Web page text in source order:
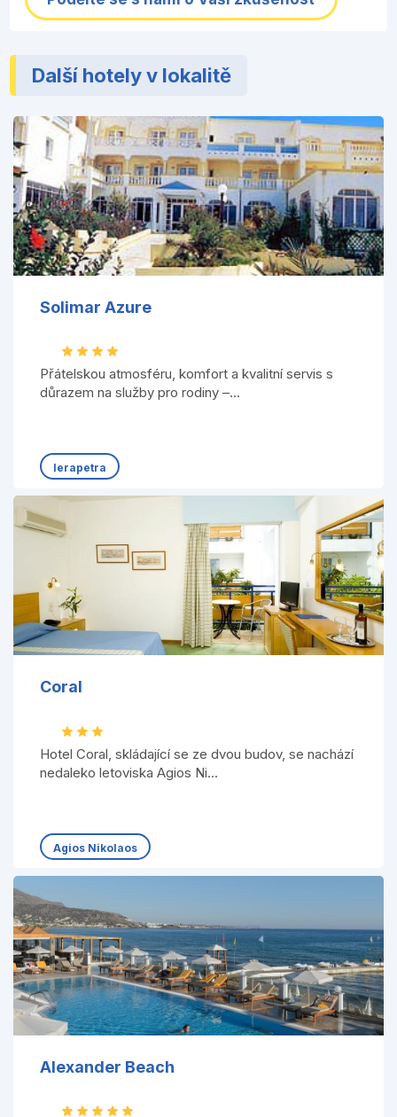
Další hotely v lokalitě
Solimar Azure
Přátelskou atmosféru, komfort a kvalitní servis s
důrazem na služby pro rodiny –...
Ierapetra
Coral
Hotel Coral, skládající se ze dvou budov, se nachází
nedaleko letoviska Agios Ni...
Agios Nikolaos
Alexander Beach